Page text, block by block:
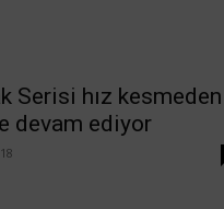
Serisi hız kesmeden
devam ediyor